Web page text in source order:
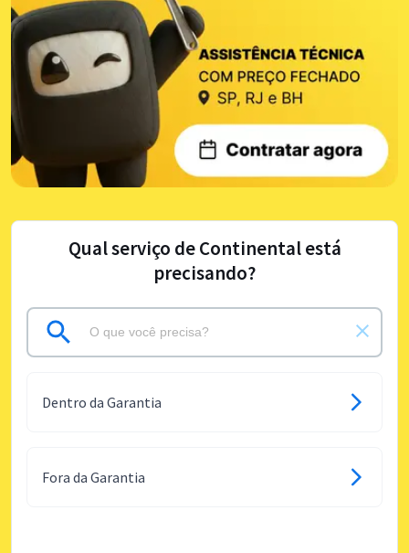
Qual serviço de Continental está
precisando?
Dentro da Garantia
Fora da Garantia